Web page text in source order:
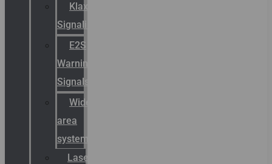
Klaxon
Signaling
E2S
Warning
Signals
Wide
area
systemen
Laserbelijning